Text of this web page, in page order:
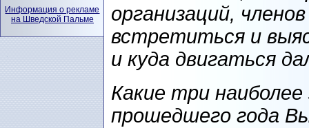
организаций,
встретиться и
и куда двигаться
Какие три
прошедшего года
Информация о рекламе
на Шведской Пальме